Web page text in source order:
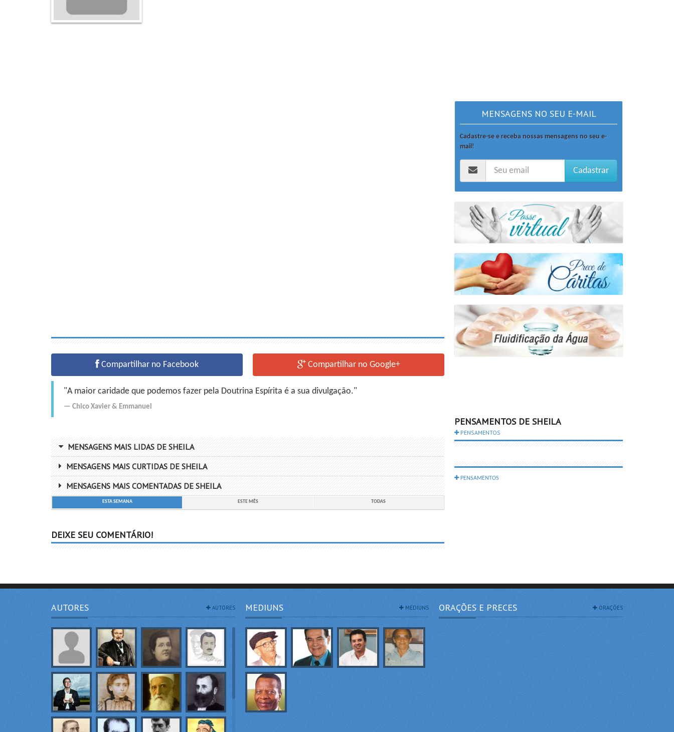
Compartilhar no Facebook Compartilhar no Google+
"A maior caridade que podemos fazer pela Doutrina Espírita é a sua divulgação."
Chico Xavier & Emmanuel
MENSAGENS MAIS LIDAS DE SHEILA
MENSAGENS MAIS CURTIDAS DE SHEILA
MENSAGENS MAIS COMENTADAS DE SHEILA
ESTA SEMANA ESTE MÊS TODAS
DEIXE SEU COMENTÁRIO!
MENSAGENS NO SEU E-MAIL
Cadastre-se e receba nossas mensagens no seu e-
mail!
Cadastrar
PENSAMENTOS DE SHEILA
PENSAMENTOS
PENSAMENTOS
AUTORES AUTORES MEDIUNS MÉDIUNS ORAÇÕES E PRECES ORAÇÕES